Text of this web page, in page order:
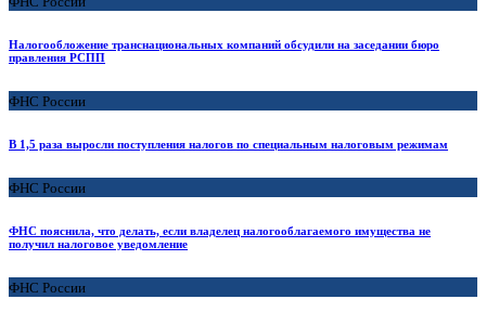
Налогообложение транснациональных компаний обсудили на заседании бюро
правления РСПП
ФНС России
В 1,5 раза выросли поступления налогов по специальным налоговым режимам
ФНС России
ФНС пояснила, что делать, если владелец налогооблагаемого имущества не
получил налоговое уведомление
ФНС России